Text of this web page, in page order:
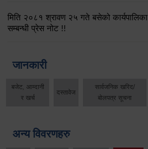
मिति २०८१ श्रावण २५ गते बसेको
सम्बन्धी प्रेस नोट !!
जानकारी
बजेट, आम्दानी
र खर्च
दस्तावेज
सार्वजनिक खरिद/
बोलपत्र सूचना
अन्य विवरणहरु